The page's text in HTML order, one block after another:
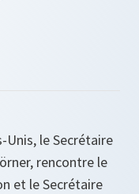
Unis, le Secrétaire
rencontre le
et le Secrétaire